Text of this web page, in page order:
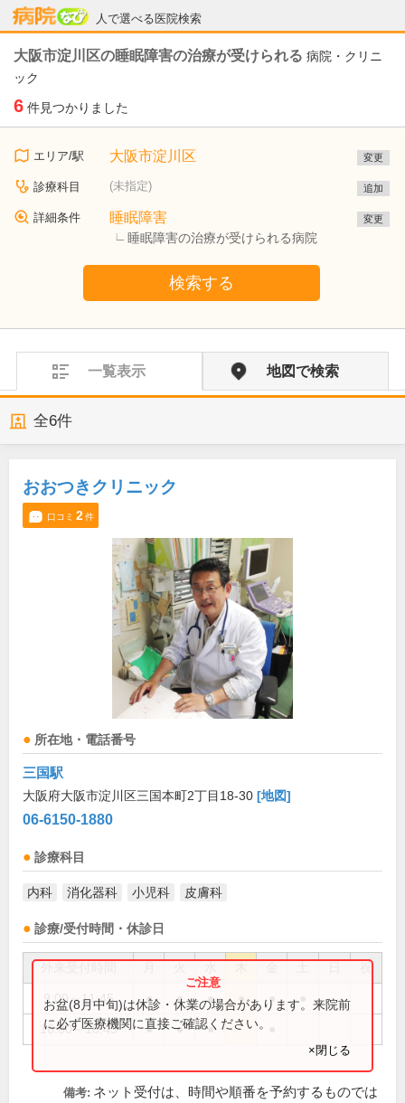
人で選べる医院検索
病院なび
大阪市淀川区の睡眠障害の治療が受けられる 病院・クリニ
ック
6 件見つかりました
エリア/駅 大阪市淀川区 変更
診療科目 (未指定) 追加
詳細条件 睡眠障害
睡眠障害の治療が受けられる病院
変更
検索する
一覧表示 地図で検索
全6件
おおつきクリニック
口コミ 2件
所在地・電話番号
三国駅
大阪府大阪市淀川区三国本町2丁目18-30 [地図]
06-6150-1880
診療科目
内科 消化器科 小児科 皮膚科
診療/受付時間・休診日
祝
9:00～11:45 ● ● ● ● ●
16:00～18:45 ● ● ●
お盆(8月中旬)は休診・休業の場合があります。来院前
に必ず医療機関に直接ご確認ください。
×閉じる
備考: ネット受付は、時間や順番を予約するものでは